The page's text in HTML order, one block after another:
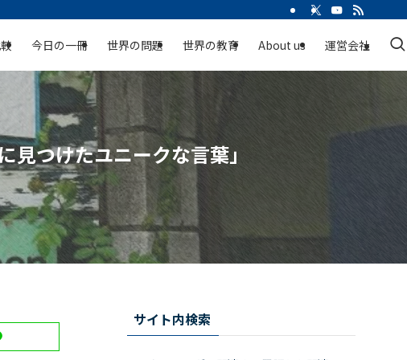
今日の一冊 世界の問題 世界の教育 About us 運営会社
つけたユニークな言葉」
サイト内検索